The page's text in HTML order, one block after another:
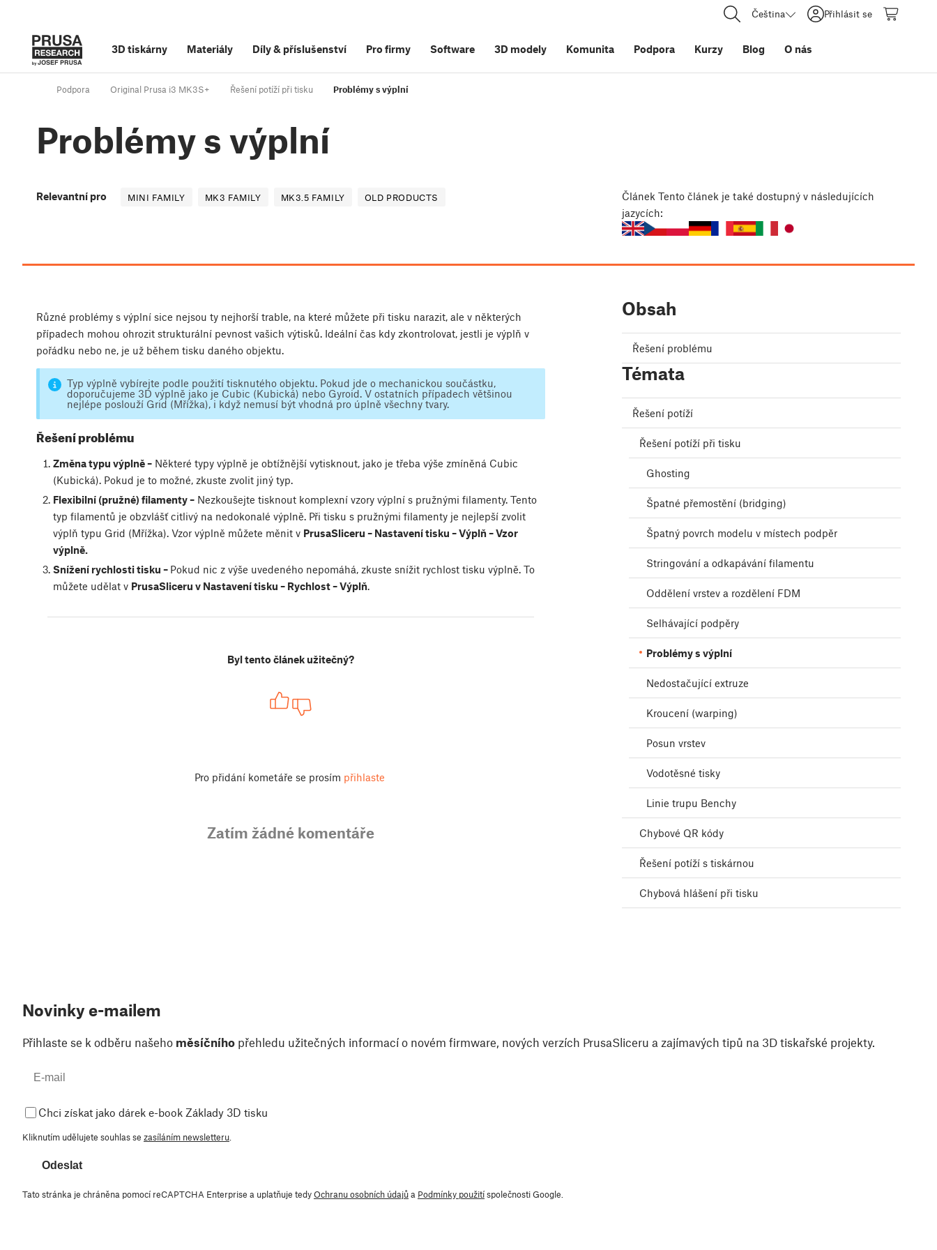
Čeština Přihlásit se
3D tiskárny Materiály Díly& příslušenství Pro firmy Software 3D modely Komunita Podpora Kurzy Blog O nás
Podpora Original Prusa i3 MK3S+ Řešení potíží při tisku Problémy s výplní
Problémy s výplní
Relevantní pro MINI FAMILY MK3 FAMILY MK3.5 FAMILY OLD PRODUCTS Článek Tento článek je také dostupný v následujících
jazycích:
Různé problémy s výplní sice nejsou ty nejhorší trable, na které můžete při tisku narazit, ale v některých
případech mohou ohrozit strukturální pevnost vašich výtisků. Ideální čas kdy zkontrolovat, jestli je výplň v
pořádku nebo ne, je už během tisku daného objektu.
Typ výplně vybírejte podle použití tisknutého objektu. Pokud jde o mechanickou součástku,
doporučujeme 3D výplně jako je Cubic (Kubická) nebo Gyroid. V ostatních případech většinou
nejlépe poslouží Grid (Mřížka), i když nemusí být vhodná pro úplně všechny tvary.
Řešení problému
Změna typu výplně –Některé typy výplně je obtížnější vytisknout, jako je třeba výše zmíněná Cubic
(Kubická). Pokud je to možné, zkuste zvolit jiný typ.
Flexibilní (pružné) filamenty –Nezkoušejte tisknout komplexní vzory výplní s pružnými filamenty. Tento
typ filamentů je obzvlášť citlivý na nedokonalé výplně. Při tisku s pružnými filamenty je nejlepší zvolit
výplň typu Grid (Mřížka). Vzor výplně můžete měnit v PrusaSliceru – Nastavení tisku – Výplň – Vzor
výplně.
Snížení rychlosti tisku – Pokud nic z výše uvedeného nepomáhá, zkuste snížit rychlost tisku výplně. To
můžete udělat v PrusaSliceru v Nastavení tisku – Rychlost – Výplň.
Byl tento článek užitečný?
Pro přidání kometáře se prosím přihlaste
Zatím žádné komentáře
Obsah
Řešení problému
Témata
Řešení potíží
Řešení potíží při tisku
Ghosting
Špatné přemostění (bridging)
Špatný povrch modelu v místech podpěr
Stringování a odkapávání filamentu
Oddělení vrstev a rozdělení FDM
Selhávající podpěry
Problémy s výplní
Nedostačující extruze
Kroucení (warping)
Posun vrstev
Vodotěsné tisky
Linie trupu Benchy
Chybové QR kódy
Řešení potíží s tiskárnou
Chybová hlášení při tisku
Novinky e-mailem
Přihlaste se k odběru našeho měsíčního přehledu užitečných informací o novém firmware, nových verzích PrusaSliceru a zajímavých tipů na 3D tiskařské projekty.
Chci získat jako dárek e-book Základy 3D tisku
Kliknutím udělujete souhlas se zasíláním newsletteru
Odeslat
Tato stránka je chráněna pomocí reCAPTCHA Enterprise a uplatňuje tedyOchranu osobních údajůa Podmínky použitíspolečnosti Google.